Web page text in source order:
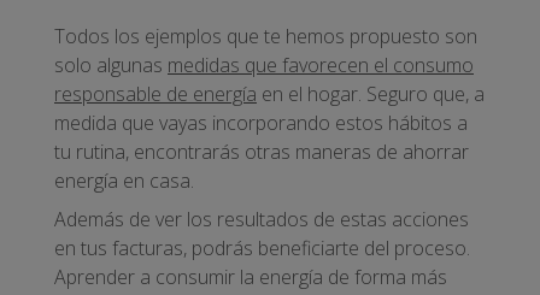
Todos los ejemplos que te hemos propuesto son
solo algunas medidas que favorecen el consumo
responsable de energía en el hogar. Seguro que, a
medida que vayas incorporando estos hábitos a
tu rutina, encontrarás otras maneras de ahorrar
energía en casa.
Además de ver los resultados de estas acciones
en tus facturas, podrás beneficiarte del proceso.
Aprender a consumir la energía de forma más